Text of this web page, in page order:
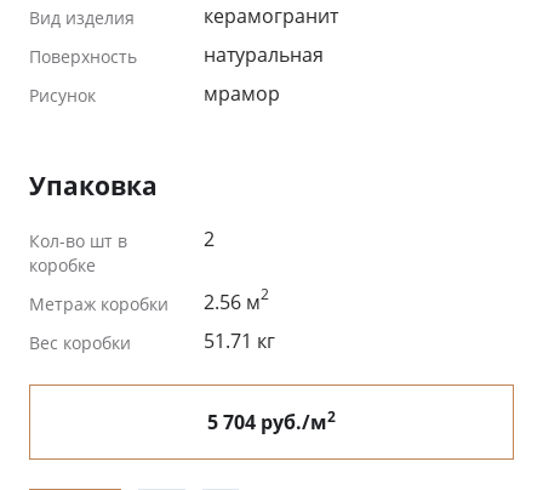
Вид изделия керамогранит
Поверхность натуральная
Рисунок мрамор
Упаковка
Кол-во шт в
коробке
2
Метраж коробки 2.56 м2
Вес коробки 51.71 кг
5 704 руб./м2